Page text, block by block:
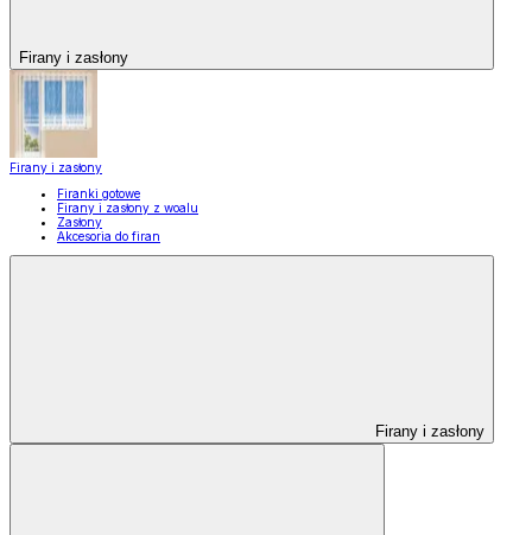
Firany i zasłony
Firany i zasłony
Firanki gotowe
Firany i zasłony z woalu
Zasłony
Akcesoria do firan
Firany i zasłony